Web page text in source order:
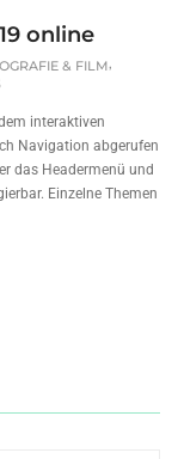
online
& FILM,
interaktiven
Navigation abgerufen
das Headermenü und
Einzelne Themen